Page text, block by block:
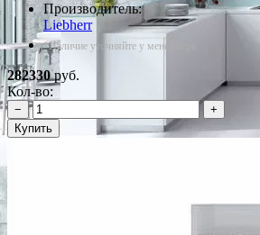
Производитель:
Liebherr
*Наличие уточняйте у менеджера
282330руб.
Кол-во:
−
+
Купить